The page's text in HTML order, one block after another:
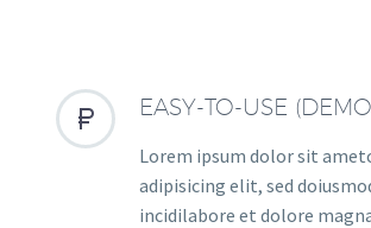

 EASY-TO-USE
Lorem ipsum dolor sit
adipisicing elit, sed
incidilabore et dolore